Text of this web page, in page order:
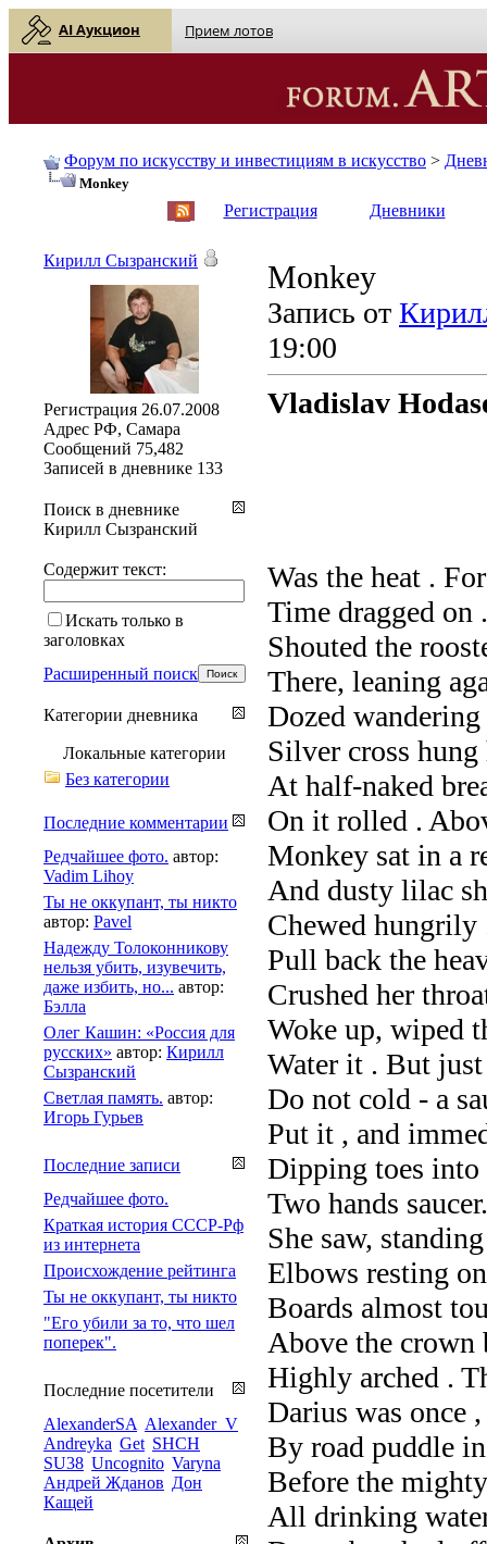
AI Аукцион Прием лотов
Форум по искусству и инвестициям в искусство >
Monkey
Регистрация Дневники
Monkey
Запись от
19:00
Vladislav
Was the heat .
Time dragged on
Shouted the
There, leaning
Dozed
Silver cross hung
At half-naked
On it rolled .
Monkey sat in a
And dusty lilac
Chewed hungrily
Pull back the
Crushed her
Woke up, wiped
Water it . But
Do not cold - a
Put it , and
Dipping toes into
Two hands saucer.
She saw,
Elbows resting
Boards almost
Above the crown
Highly arched .
Darius was once
By road puddle
Before the
All drinking
Кирилл Сызранский
Регистрация 26.07.2008
Адрес РФ, Самара
Сообщений 75,482
Записей в дневнике 133
Поиск в дневнике
Кирилл Сызранский
Содержит текст:
Искать только в
заголовках
Расширенный поиск
Категории дневника
Локальные категории
Без категории
Последние комментарии
Редчайшее фото. автор:
Vadim Lihoy
Ты не оккупант, ты никто
автор: Pavel
Надежду Толоконникову
нельзя убить, изувечить,
даже избить, но... автор:
Бэлла
Олег Кашин: «Россия для
русских» автор: Кирилл
Сызранский
Светлая память. автор:
Игорь Гурьев
Последние записи
Редчайшее фото.
Краткая история СССР-Рф
из интернета
Происхождение рейтинга
Ты не оккупант, ты никто
"Его убили за то, что шел
поперек".
Последние посетители
AlexanderSA Alexander_V
Andreyka Get SHCH
SU38 Uncognito Varyna
Андрей Жданов Дон
Кащей